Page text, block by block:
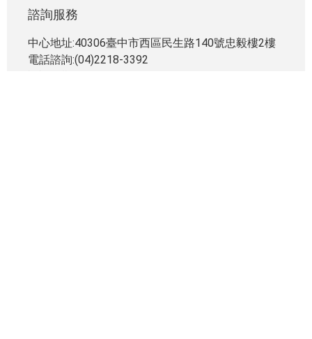
諮詢服務
中心地址:40306臺中市西區民生路140號忠毅樓2樓
電話諮詢:(04)2218-3392